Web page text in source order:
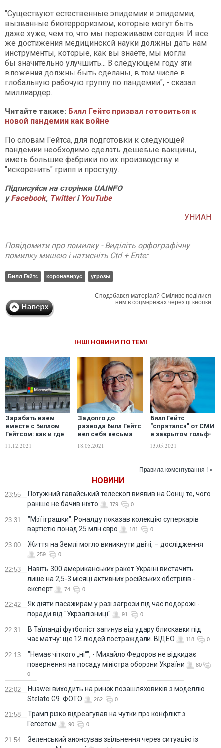
"Существуют естественные эпидемии и эпидемии,
вызванные биотерроризмом, которые могут быть
даже хуже, чем то, что мы переживаем сегодня. И все
же достижения медицинской науки должны дать нам
инструменты, которые, как вы знаете, мы могли
бы значительно улучшить... В следующем году эти
вложения должны быть сделаны, в том числе в
глобальную рабочую группу по пандемии", - сказал
миллиардер.
Читайте также: Билл Гейтс призвал готовиться к
новой пандемии как войне
По словам Гейтса, для подготовки к следующей
пандемии необходимо сделать дешевые вакцины,
иметь большие фабрики по их производству и
"искоренить" грипп и простуду.
Підписуйся на сторінки UAINFO
уFacebook, Twitterі YouTube
УНИАН
Повідомити про помилку - Виділіть орфографічну
помилку мишею і натисніть Ctrl + Enter
Билл Гейтс коронавирус угрозы
Сподобався матеріал? Сміливо поділися
ним в соцмережах через ці кнопки
ІНШІ НОВИНИ ПО ТЕМІ
Зарабатываем
вместе с Биллом
Гейтсом: как и где
физическому лицу
купить акции
11.12.2021
Задолго до
развода Билл Гейтс
вел себя весьма
предосудительно и
волочился за
18.05.2021
Билл Гейтс
"спрятался" от СМИ
в закрытом гольф-
клубе
13.05.2021
Правила коментування ! »
НОВИНИ
23:55
Потужний гавайський телескоп виявив на Сонці те, чого
раніше не бачив ніхто
379 0
23:31
"Мої іграшки": Роналду показав колекцію суперкарів
вартістю понад 25 млн євро
181 0
23:00 Життя на Землі могло виникнути двічі, – дослідження
259 0
22:53
Навіть 300 американських ракет Україні вистачить
лише на 2,5-3 місяці активних російських обстрілів -
експерт
74 0
22:42
Як діяти пасажирам у разі загрози під час подорожі -
поради від "Укрзалізниці"
91 0
22:31
В Таїланді футболіст загинув від удару блискавки під
час матчу: ще 12 людей постраждали. ВІДЕО
118 0
22:13
"Немає чіткого „ні“", - Михайло Федоров не відкидає
повернення на посаду міністра оборони України
80
0
22:02
Huawei виходить на ринок позашляховиків з моделлю
Stelato G9. ФОТО
262 0
21:58
Трамп різко відреагував на чутки про конфлікт з
Гегсетом
90 0
21:54
Зеленський анонсував звільнення через ситуацію із